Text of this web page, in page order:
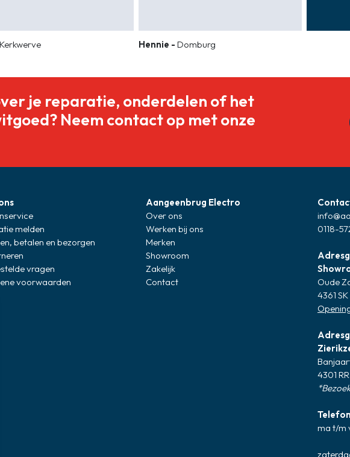
Kerkwerve Hennie - Domburg
je reparatie, onderdelen of het
Neem contact op met onze
melden
betalen en bezorgen
vragen
voorwaarden
Aangeenbrug Electro
Over ons
Werken bij ons
Merken
Showroom
Zakelijk
Contact
0118-
Oude
4361
4301
ma t/m